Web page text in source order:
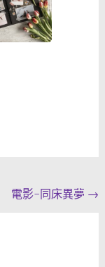
電影-同床異夢 →